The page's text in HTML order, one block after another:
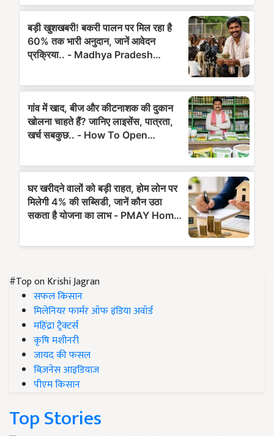
#Top on Krishi Jagran
सफल किसान
मिलेनियर फार्मर ऑफ इंडिया अवॉर्ड
महिंद्रा ट्रैक्टर्स
कृषि मशीनरी
जायद की फसल
बिज़नेस आइडियाज
पीएम किसान
Top Stories